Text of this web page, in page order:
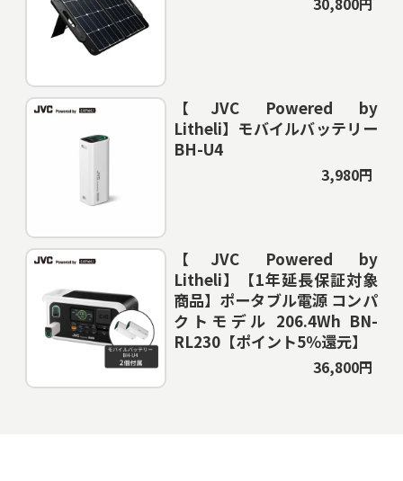
【JVC Powered by
Litheli】モバイルバッテリー
BH-U4
3,980円
【JVC Powered by
Litheli】【1年延長保証対象
商品】ポータブル電源 コンパ
クトモデル 206.4Wh BN-
RL230【ポイント5％還元】
36,800円